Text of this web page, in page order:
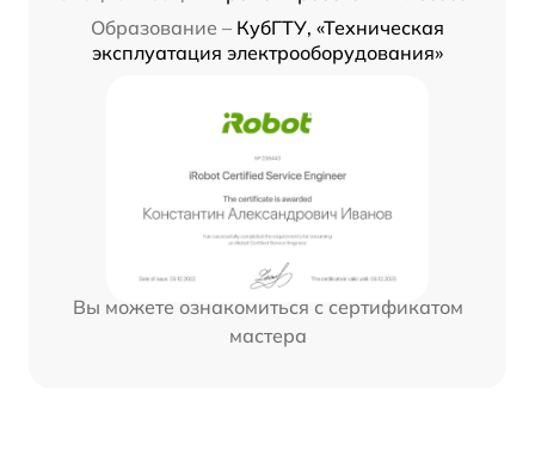
Образование – КубГТУ, «Техническая
эксплуатация электрооборудования»
Вы можете ознакомиться с сертификатом
мастера